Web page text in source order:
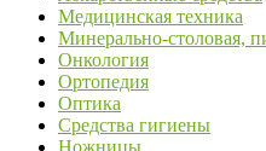
Медицинская техника
Минерально-столовая,
Онкология
Ортопедия
Оптика
Средства гигиены